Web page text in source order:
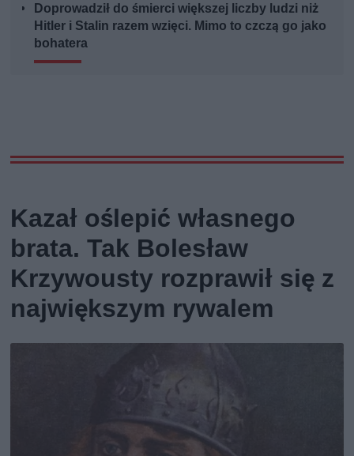
Doprowadził do śmierci większej liczby ludzi niż
Hitler i Stalin razem wzięci. Mimo to czczą go jako
bohatera
Kazał oślepić własnego
brata. Tak Bolesław
Krzywousty rozprawił się z
największym rywalem